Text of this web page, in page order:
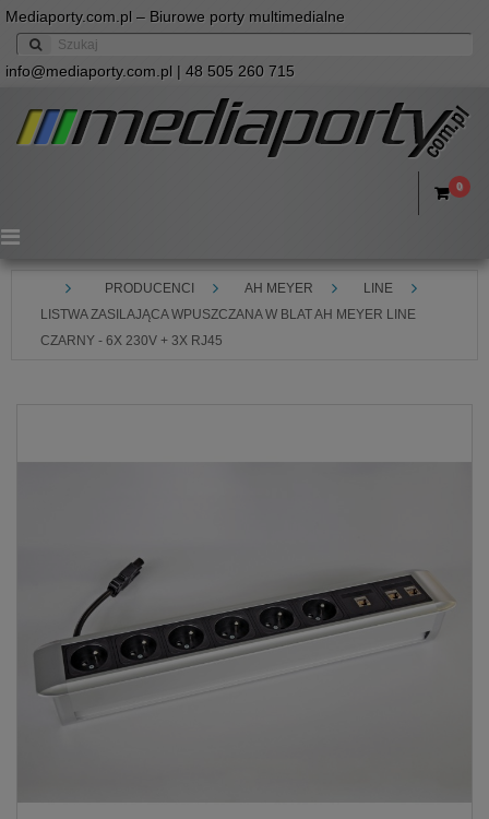
Mediaporty.com.pl – Biurowe porty multimedialne
info@mediaporty.com.pl | 48 505 260 715
0
Menu
PRODUCENCI AH MEYER
LINE
LISTWA ZASILAJĄCA WPUSZCZANA W BLAT AH MEYER LINE
CZARNY - 6X 230V + 3X RJ45